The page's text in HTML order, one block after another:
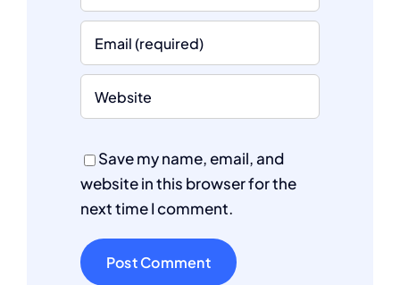
Save my name, email, and
website in this browser for the
next time I comment.